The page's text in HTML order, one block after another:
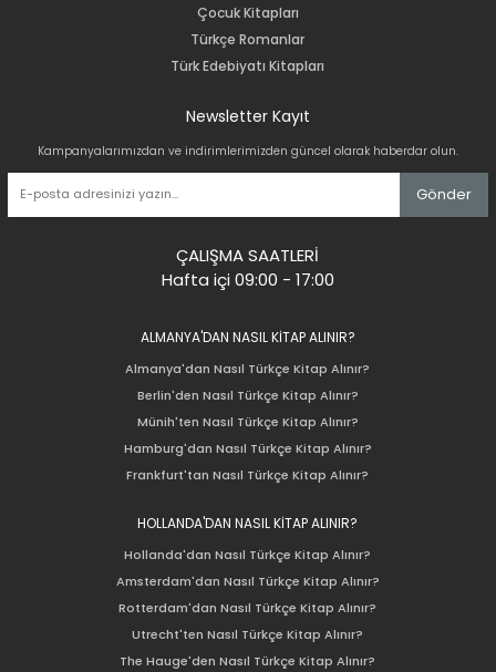
Çocuk Kitapları
Türkçe Romanlar
Türk Edebiyatı Kitapları
Newsletter Kayıt
Kampanyalarımızdan ve indirimlerimizden güncel olarak haberdar olun.
Gönder
ÇALIŞMA SAATLERİ
Hafta içi 09:00 - 17:00
ALMANYA'DAN NASIL KİTAP ALINIR?
Almanya'dan Nasıl Türkçe Kitap Alınır?
Berlin'den Nasıl Türkçe Kitap Alınır?
Münih'ten Nasıl Türkçe Kitap Alınır?
Hamburg'dan Nasıl Türkçe Kitap Alınır?
Frankfurt'tan Nasıl Türkçe Kitap Alınır?
HOLLANDA'DAN NASIL KİTAP ALINIR?
Hollanda'dan Nasıl Türkçe Kitap Alınır?
Amsterdam'dan Nasıl Türkçe Kitap Alınır?
Rotterdam'dan Nasıl Türkçe Kitap Alınır?
Utrecht'ten Nasıl Türkçe Kitap Alınır?
The Hauge'den Nasıl Türkçe Kitap Alınır?